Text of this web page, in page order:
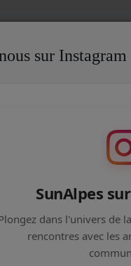
"KEROEN" VOTRE
sur Instagram
SunAlpes
dans l'univers de
rencontres avec les